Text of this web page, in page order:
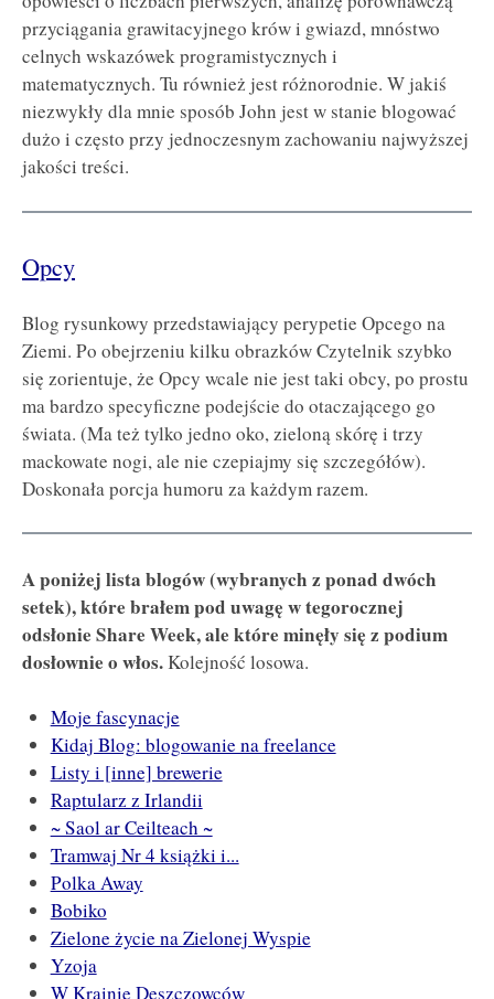
przyciągania grawitacyjnego krów i gwiazd, mnóstwo
celnych wskazówek programistycznych i
matematycznych. Tu również jest różnorodnie. W jakiś
niezwykły dla mnie sposób John jest w stanie blogować
dużo i często przy jednoczesnym zachowaniu najwyższej
jakości treści.
Opcy
Blog rysunkowy przedstawiający perypetie Opcego na
Ziemi. Po obejrzeniu kilku obrazków Czytelnik szybko
się zorientuje, że Opcy wcale nie jest taki obcy, po prostu
ma bardzo specyficzne podejście do otaczającego go
świata. (Ma też tylko jedno oko, zieloną skórę i trzy
mackowate nogi, ale nie czepiajmy się szczegółów).
Doskonała porcja humoru za każdym razem.
A poniżej lista blogów (wybranych z ponad dwóch
setek), które brałem pod uwagę w tegorocznej
odsłonie Share Week, ale które minęły się z podium
dosłownie o włos.Kolejność losowa.
Moje fascynacje
Kidaj Blog: blogowanie na freelance
Listy i [inne] brewerie
Raptularz z Irlandii
~ Saol ar Ceilteach ~
Tramwaj Nr 4 książki i...
Polka Away
Bobiko
Zielone życie na Zielonej Wyspie
Yzoja
W Krainie Deszczowców